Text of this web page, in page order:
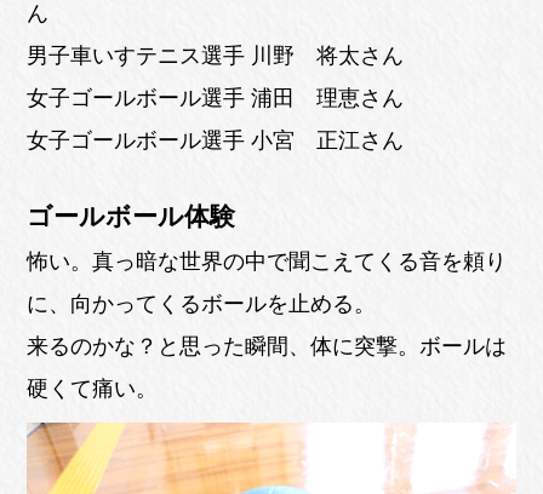
ん
男子車いすテニス選手 川野 将太さん
女子ゴールボール選手 浦田 理恵さん
女子ゴールボール選手 小宮 正江さん
ゴールボール体験
怖い。真っ暗な世界の中で聞こえてくる音を頼り
に、向かってくるボールを止める。
来るのかな？と思った瞬間、体に突撃。ボールは
硬くて痛い。